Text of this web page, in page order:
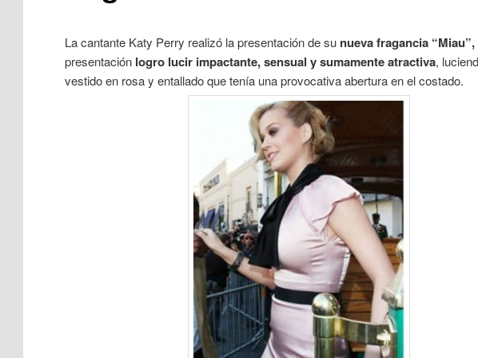
La cantante Katy Perry realizó la presentación de su nueva fragancia “Miau”,
presentación logro lucir impactante, sensual y sumamente atractiva,
vestido en rosa y entallado que tenía una provocativa abertura en el costado.